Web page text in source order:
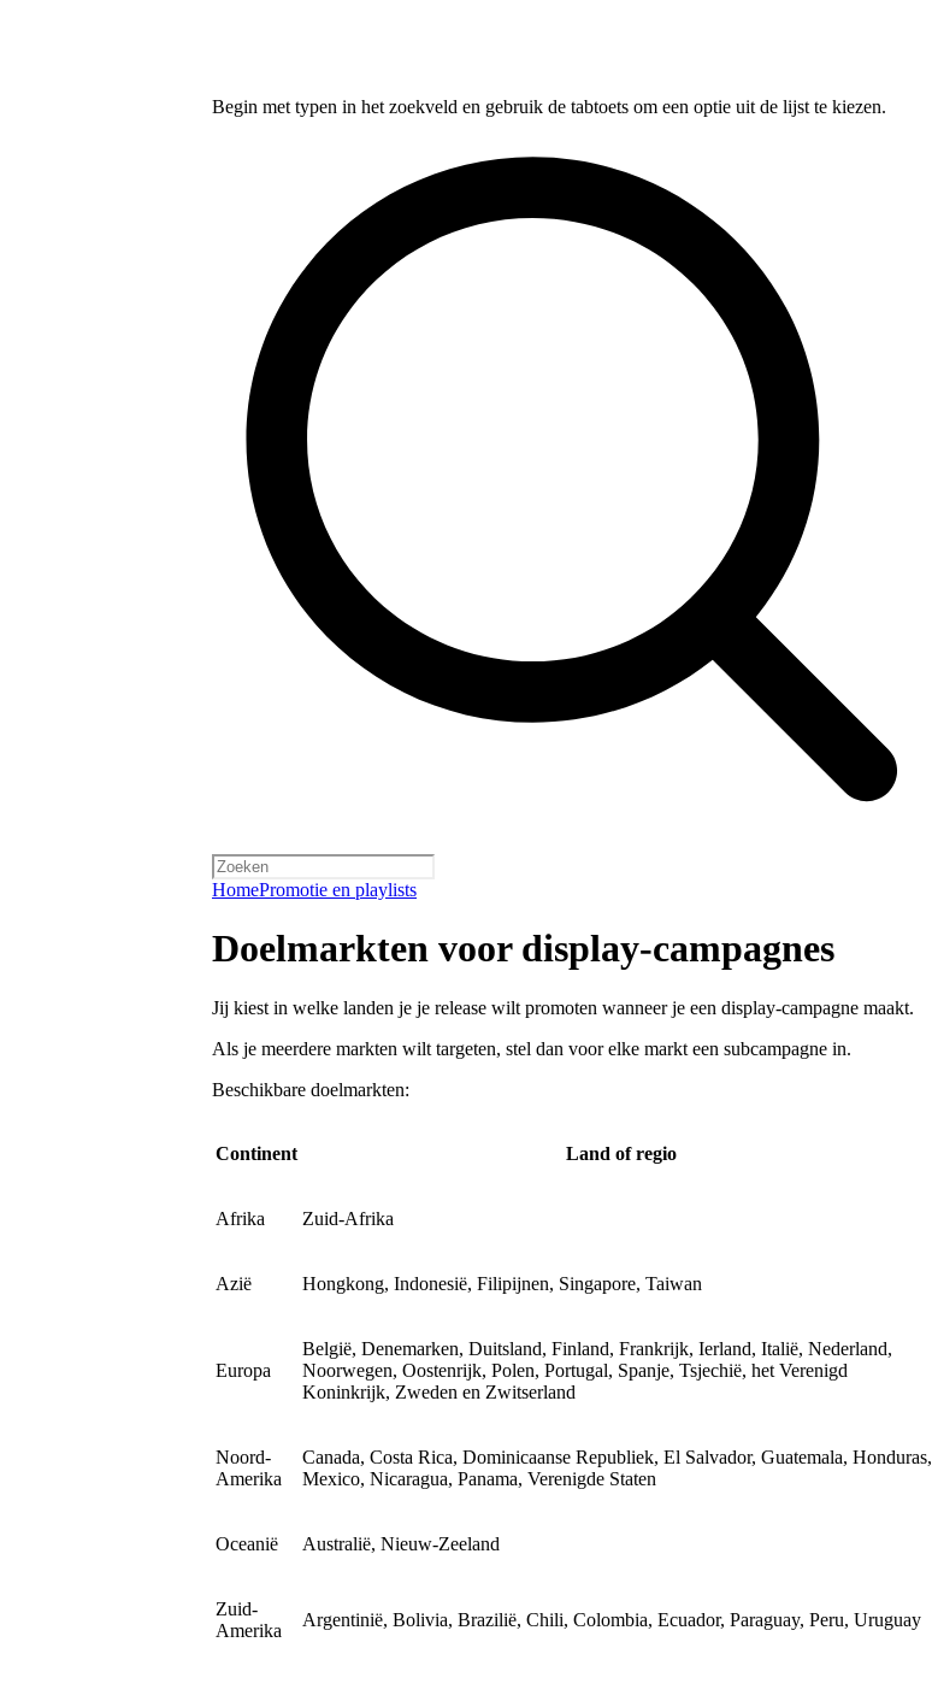
Begin met typen in het zoekveld en gebruik de tabtoets om een optie uit de lijst te kiezen.
HomePromotie en playlists
Doelmarkten voor display-campagnes
Jij kiest in welke landen je je release wilt promoten wanneer je een display-campagne maakt.
Als je meerdere markten wilt targeten, stel dan voor elke markt een subcampagne in.
Beschikbare doelmarkten:
Continent Land of regio
Afrika Zuid-Afrika
Azië Hongkong, Indonesië, Filipijnen, Singapore, Taiwan
Europa
België, Denemarken, Duitsland, Finland, Frankrijk, Ierland, Italië, Nederland,
Noorwegen, Oostenrijk, Polen, Portugal, Spanje, Tsjechië, het Verenigd
Koninkrijk, Zweden en Zwitserland
Noord-
Amerika
Canada, Costa Rica, Dominicaanse Republiek, El Salvador, Guatemala, Honduras,
Mexico, Nicaragua, Panama, Verenigde Staten
Oceanië Australië, Nieuw-Zeeland
Zuid-
Amerika
Argentinië, Bolivia, Brazilië, Chili, Colombia, Ecuador, Paraguay, Peru, Uruguay